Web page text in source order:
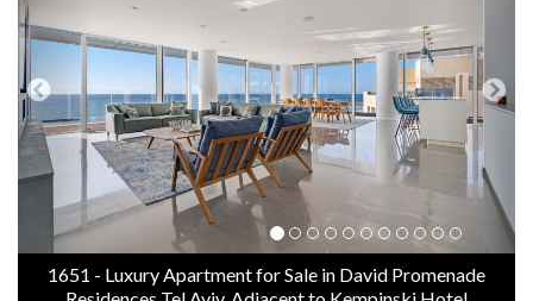
1651 - Luxury Apartment for Sale in David Promenade